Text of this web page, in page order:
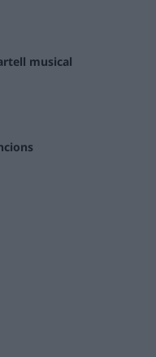
musical